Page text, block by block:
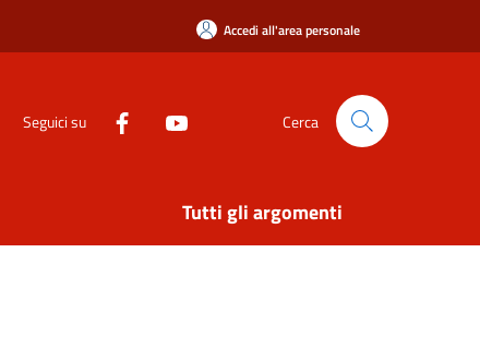
Accedi all'area personale
Seguici su Cerca
Tutti gli argomenti